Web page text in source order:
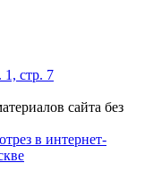
стр. 7
сайта без
в интернет-